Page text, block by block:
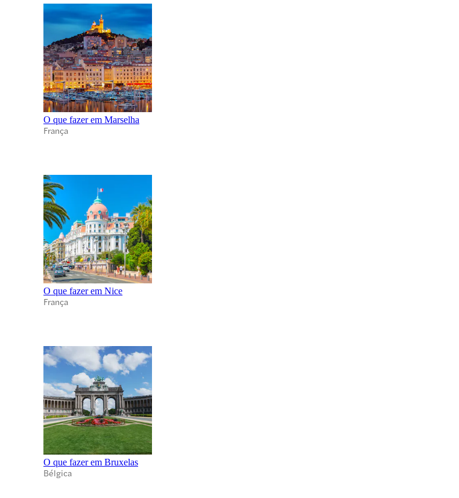
O que fazer em Marselha
França
O que fazer em Nice
França
O que fazer em Bruxelas
Bélgica